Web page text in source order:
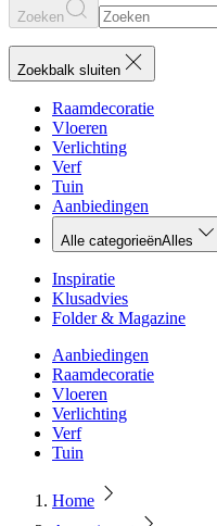
Zoeken
Zoekbalk sluiten
Raamdecoratie
Vloeren
Verlichting
Verf
Tuin
Aanbiedingen
Alle categorieënAlles
Inspiratie
Klusadvies
Folder & Magazine
Aanbiedingen
Raamdecoratie
Vloeren
Verlichting
Verf
Tuin
Home